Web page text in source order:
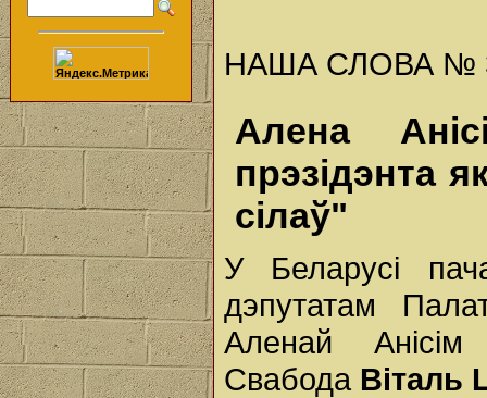
НАША СЛОВА №
Алена
прэзідэнта
сілаў"
У Беларусі
дэпутатам
Аленай
Свабода Віталь